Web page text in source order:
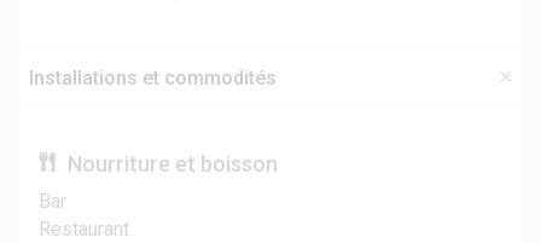
Installations et commodités
Nourriture et boisson
Bar
Restaurant